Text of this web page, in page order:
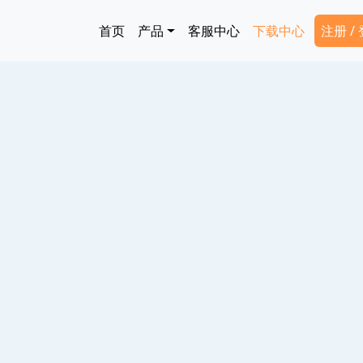
Main navigation
首页 产品 客服中心 下载中心 注册 /